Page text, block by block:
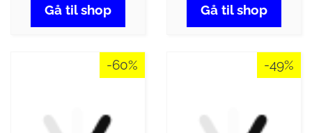
Gå til shop Gå til shop
-60% -49%